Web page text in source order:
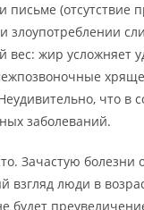
(отсутствие
злоупотреблении
вес: жир усложняет
что в
заболеваний.
Зачастую
взгляд люди в
будет